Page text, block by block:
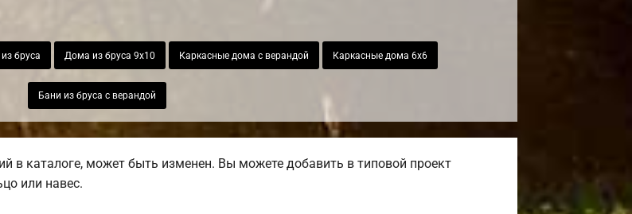
бруса Дома из бруса 9х10 Каркасные дома с верандой Каркасные дома 6х6
Бани из бруса с верандой
в каталоге, может быть изменен. Вы можете добавить в типовой проект
или навес.